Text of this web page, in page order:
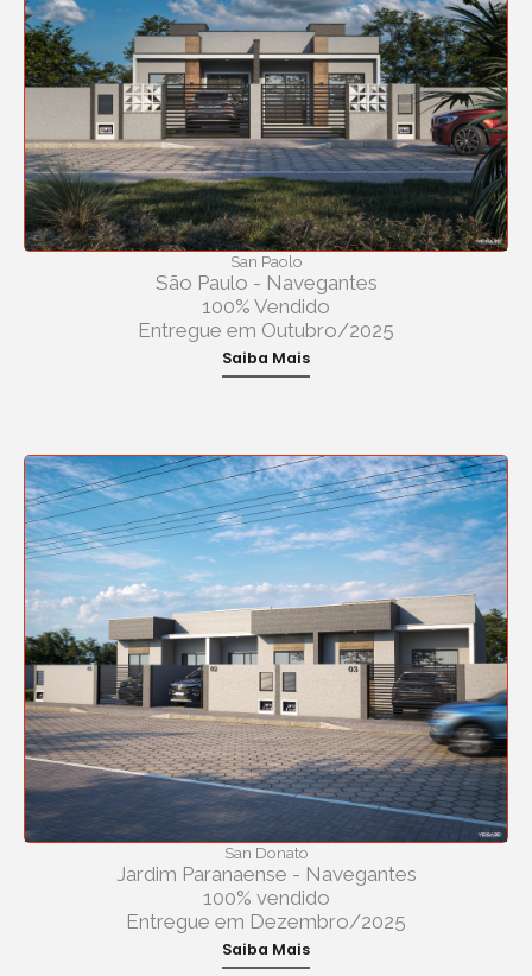
San Paolo
São Paulo - Navegantes
100% Vendido
Entregue em Outubro/2025
Saiba Mais
San Donato
Jardim Paranaense - Navegantes
100% vendido
Entregue em Dezembro/2025
Saiba Mais